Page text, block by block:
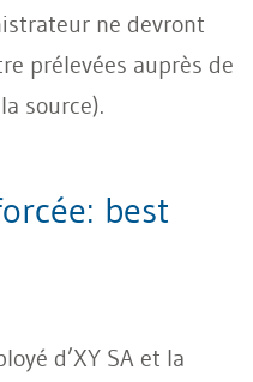
ne devront
prélevées auprès de
source).
best
d’XY SA et la